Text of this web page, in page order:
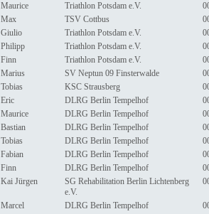
Maurice Triathlon Potsdam e.V.
Max TSV Cottbus
Giulio Triathlon Potsdam e.V.
Philipp Triathlon Potsdam e.V.
Finn Triathlon Potsdam e.V.
Marius SV Neptun 09 Finsterwalde
Tobias KSC Strausberg
Eric DLRG Berlin Tempelhof
Maurice DLRG Berlin Tempelhof
Bastian DLRG Berlin Tempelhof
Tobias DLRG Berlin Tempelhof
Fabian DLRG Berlin Tempelhof
Finn DLRG Berlin Tempelhof
Kai Jürgen
SG Rehabilitation Berlin Lichtenberg
e.V.
Marcel DLRG Berlin Tempelhof